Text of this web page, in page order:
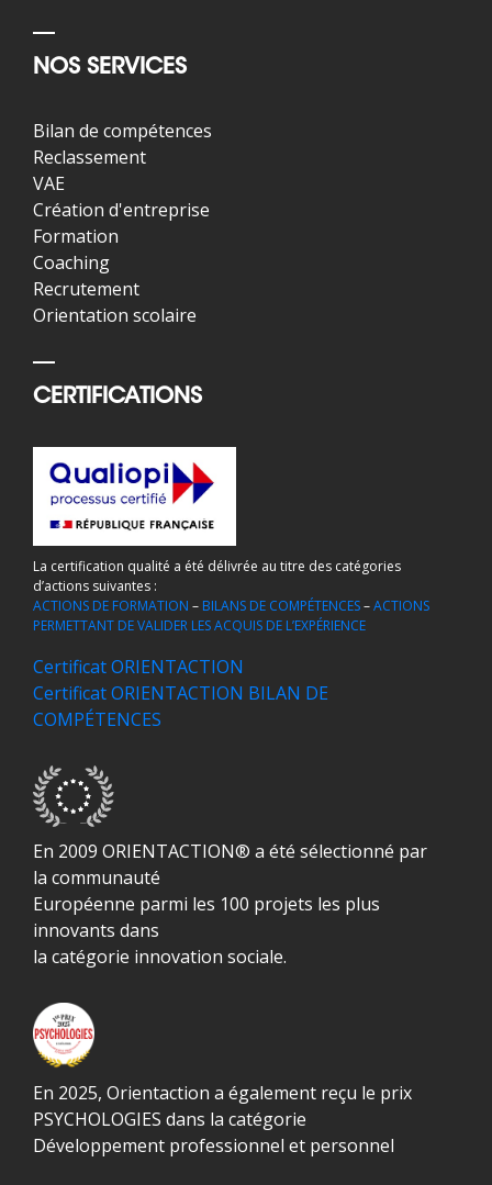
NOS SERVICES
Bilan de compétences
Reclassement
VAE
Création d'entreprise
Formation
Coaching
Recrutement
Orientation scolaire
CERTIFICATIONS
La certification qualité a été délivrée au titre des catégories
d’actions suivantes :
ACTIONS DE FORMATION – BILANS DE COMPÉTENCES–ACTIONS
PERMETTANT DE VALIDER LES ACQUIS DE L’EXPÉRIENCE
Certificat ORIENTACTION
Certificat ORIENTACTION BILAN DE
COMPÉTENCES
En 2009 ORIENTACTION® a été sélectionné par
la communauté
Européenne parmi les 100 projets les plus
innovants dans
la catégorie innovation sociale.
En 2025, Orientaction a également reçu le prix
PSYCHOLOGIES dans la catégorie
Développement professionnel et personnel